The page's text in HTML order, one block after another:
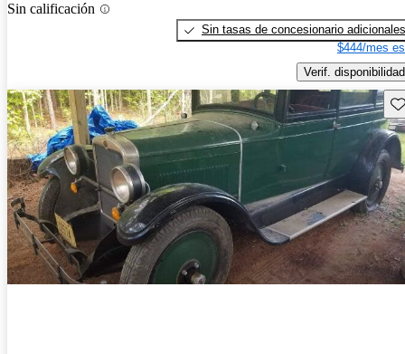
Sin calificación
Sin tasas de concesionario adicionales
$444/mes
Verif. disponibilidad